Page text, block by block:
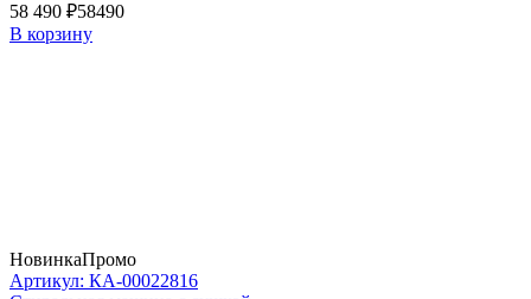
58 490 ₽58490
В корзину
НовинкаПромо
Артикул: КА-00022816